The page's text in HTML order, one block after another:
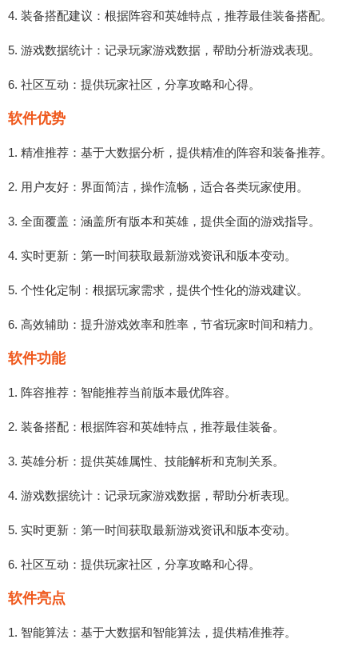
4. 装备搭配建议：根据阵容和英雄特点，推荐最佳装备搭配。
5. 游戏数据统计：记录玩家游戏数据，帮助分析游戏表现。
6. 社区互动：提供玩家社区，分享攻略和心得。
软件优势
1. 精准推荐：基于大数据分析，提供精准的阵容和装备推荐。
2. 用户友好：界面简洁，操作流畅，适合各类玩家使用。
3. 全面覆盖：涵盖所有版本和英雄，提供全面的游戏指导。
4. 实时更新：第一时间获取最新游戏资讯和版本变动。
5. 个性化定制：根据玩家需求，提供个性化的游戏建议。
6. 高效辅助：提升游戏效率和胜率，节省玩家时间和精力。
软件功能
1. 阵容推荐：智能推荐当前版本最优阵容。
2. 装备搭配：根据阵容和英雄特点，推荐最佳装备。
3. 英雄分析：提供英雄属性、技能解析和克制关系。
4. 游戏数据统计：记录玩家游戏数据，帮助分析表现。
5. 实时更新：第一时间获取最新游戏资讯和版本变动。
6. 社区互动：提供玩家社区，分享攻略和心得。
软件亮点
1. 智能算法：基于大数据和智能算法，提供精准推荐。